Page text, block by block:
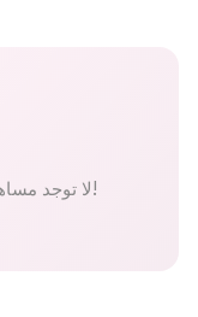
لا توجد مساهمات من المعجبين بعد. كن الأول!